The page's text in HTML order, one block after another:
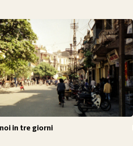
in tre giorni